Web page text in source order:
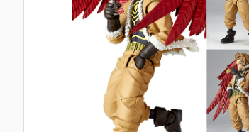
OST IN THE
SHELL 可動フ
ィギュア予約
【バンダイ】
より2027年1
月発売予定♪
THE GHOST
IN THE SHEL
L 可動フィギ
ュア予約【バ
ンダイ】より
2027年1月発